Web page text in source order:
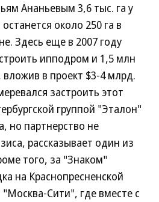
Ананьевым 3,6 тыс. га у
около 250 га в
Здесь еще в 2007 году
ипподром и 1,5 млн
в проект $3-4 млрд.
застроить этот
группой "Эталон"
но партнерство не
рассказывает один из
того, за "Знаком"
на Краснопресненской
Сити", где вместе с